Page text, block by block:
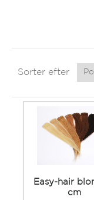
Sorter efter
Easy-hair
cm